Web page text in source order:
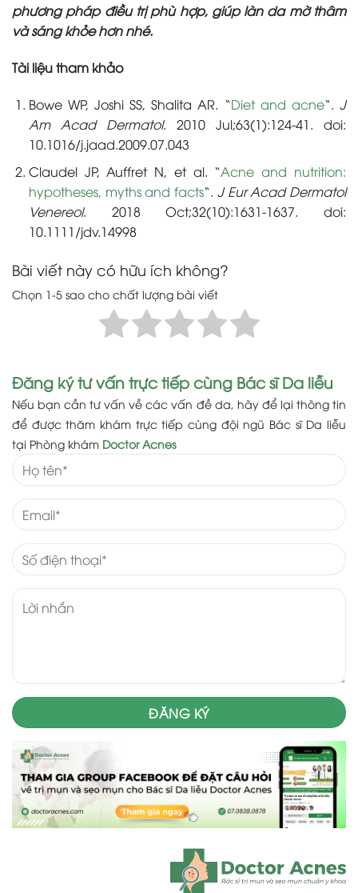
phương pháp điều trị phù hợp, giúp làn da mờ thâm
và sáng khỏe hơn nhé.
Tài liệu tham khảo
Bowe WP, Joshi SS, Shalita AR. “Diet and acne“.J
Am Acad Dermatol. 2010 Jul;63(1):124-41. doi:
10.1016/j.jaad.2009.07.043
Claudel JP, Auffret N, et al. “Acne and nutrition:
hypotheses, myths and facts“. J Eur Acad Dermatol
Venereol. 2018 Oct;32(10):1631-1637. doi:
10.1111/jdv.14998
Bài viết này có hữu ích không?
Chọn 1-5 sao cho chất lượng bài viết
Đăng ký tư vấn trực tiếp cùng Bác sĩ Da liễu
Nếu bạn cần tư vấn về các vấn đề da, hãy để lại thông tin
để được thăm khám trực tiếp cùng đội ngũ Bác sĩ Da liễu
tại Phòng khám Doctor Acnes